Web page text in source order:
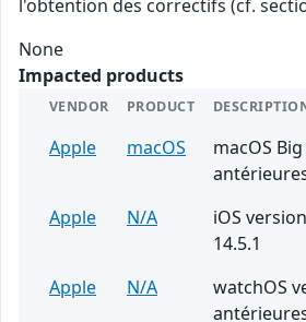
l'obtention des correctifs (cf.
None
Impacted products
VENDOR PRODUCT
Apple macOS
macOS
Apple
N/A
iOS
14.5.1
Apple
N/A
watchOS